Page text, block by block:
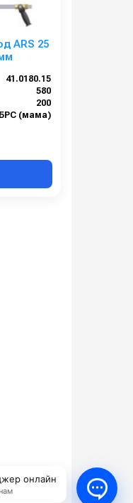
25
41.0180.15
580
200
БРС (мама)
онлайн